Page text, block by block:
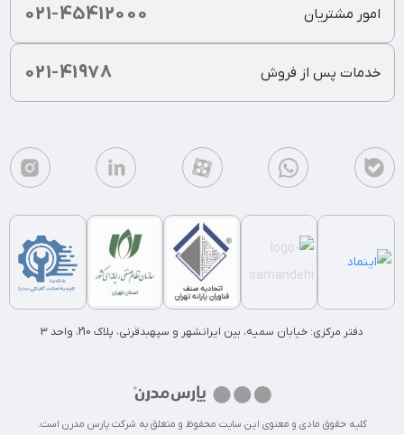
021-45412000 امور مشتریان
021-41978 خدمات پس از فروش
دفتر مرکزی: خیابان سمیه، بین ایرانشهر و سپهبدقرنی، پلاک 210، واحد 3
کلیه حقوق مادی و معنوی این سایت محفوظ و متعلق به شرکت پارس مدرن است.